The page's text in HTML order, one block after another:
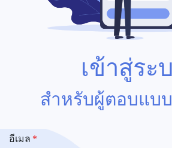
เข้าสู่ระ
สำหรับผู้ตอบแบ
อีเมล